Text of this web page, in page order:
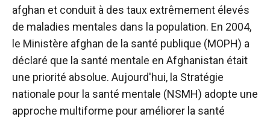
afghan et conduit à des taux extrêmement élevés
de maladies mentales dans la population. En 2004,
le Ministère afghan de la santé publique (MOPH) a
déclaré que la santé mentale en Afghanistan était
une priorité absolue. Aujourd'hui, la Stratégie
nationale pour la santé mentale (NSMH) adopte une
approche multiforme pour améliorer la santé